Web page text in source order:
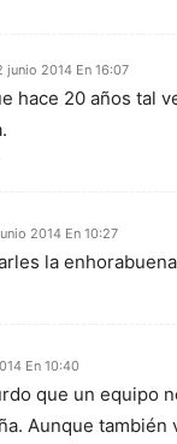
junio 2014 En 16:07
hace 20 años tal
2014 En 10:27
la
En 10:40
que un equipo
Aunque